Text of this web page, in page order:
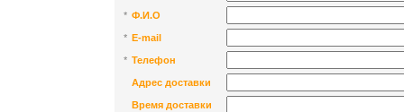
* Ф.И.О
* E-mail
* Телефон
Адрес доставки
Время доставки